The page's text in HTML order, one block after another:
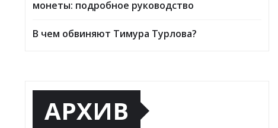
монеты: подробное руководство
В чем обвиняют Тимура Турлова?
АРХИВ